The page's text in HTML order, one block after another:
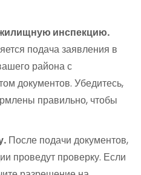
инспекцию.
подача заявления в
района с
документов. Убедитесь,
правильно, чтобы
После подачи документов,
проведут проверку. Если